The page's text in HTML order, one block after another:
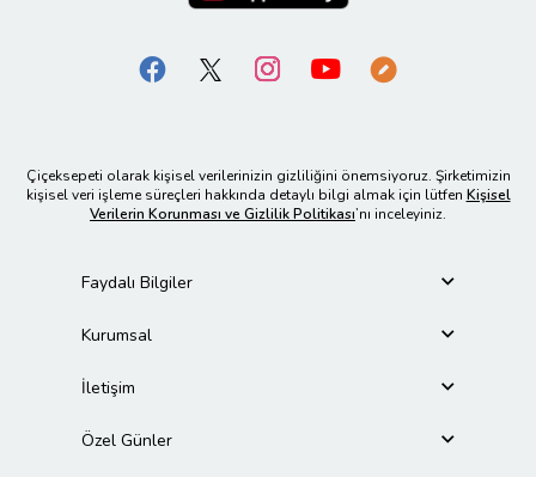
Çiçeksepeti olarak kişisel verilerinizin gizliliğini önemsiyoruz. Şirketimizin
kişisel veri işleme süreçleri hakkında detaylı bilgi almak için lütfen Kişisel
Verilerin Korunması ve Gizlilik Politikası’nı inceleyiniz.
Faydalı Bilgiler
Kurumsal
İletişim
Özel Günler